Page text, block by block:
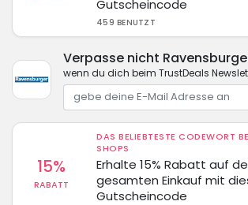
Gutscheincode
459 BENUTZT
Verpasse nicht
wenn du dich beim TrustDeals
15%
RABATT
DAS BELIEBTESTE CODEWORT
SHOPS
Erhalte 15% Rabatt auf
gesamten Einkauf mit
Gutscheincode